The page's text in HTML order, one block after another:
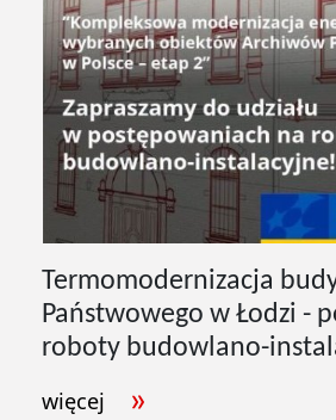
Termomodernizacja
Państwowego w Łodzi -
roboty budowlano-
więcej